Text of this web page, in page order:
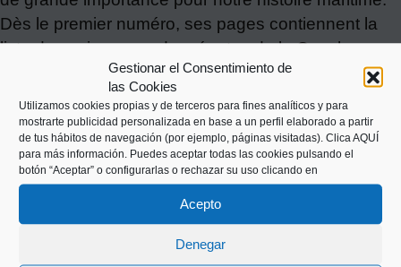
Gestionar el Consentimiento de
las Cookies
Utilizamos cookies propias y de terceros para fines analíticos y para
mostrarte publicidad personalizada en base a un perfil elaborado a partir
de tus hábitos de navegación (por ejemplo, páginas visitadas). Clica AQUÍ
para más información. Puedes aceptar todas las cookies pulsando el
botón “Aceptar” o configurarlas o rechazar su uso clicando en
Acepto
Denegar
Dès le premier numéro, ses pages contiennent la
liste des vainqueurs des régates de la Concha
organisées depuis la fin du XIXe siècle, ainsi que
des interviews avec des barreurs ou patrons
basques légendaires tels que Kiriko, Aita Manuel,
Matxet ou Manuel Olaizola.
Cette publication a été publiée pendant près de 40
ans, à l'exception de la période allant de 1935 à
1992, bien qu'elle ait été éphémère.